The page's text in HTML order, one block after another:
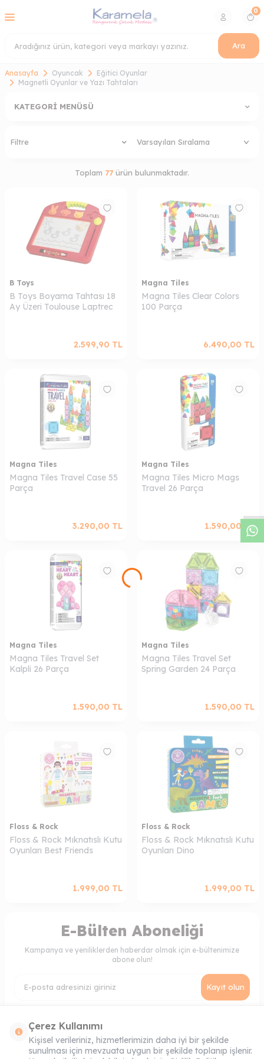
Ara
0
Anasayfa Oyuncak
Eğitici Oyunlar
Magnetli Oyunlar ve Yazı Tahtaları
KATEGORI MENÜSÜ
Filtre
Toplam 77 ürün bulunmaktadır.
B Toys
B Toys Boyama Tahtası 18
Ay Üzeri Toulouse Laptrec
2.599,90 TL
Magna Tiles
Magna Tiles Clear Colors
100 Parça
6.490,00 TL
Magna Tiles
Magna Tiles Travel Case 55
Parça
3.290,00 TL
Magna Tiles
Magna Tiles Micro Mags
Travel 26 Parça
1.590,00 TL
Magna Tiles
Magna Tiles Travel Set
Kalpli 26 Parça
1.590,00 TL
Magna Tiles
Magna Tiles Travel Set
Spring Garden 24 Parça
1.590,00 TL
Floss & Rock
Floss & Rock Mıknatıslı Kutu
Oyunları Best Friends
1.999,00 TL
Floss & Rock
Floss & Rock Mıknatıslı Kutu
Oyunları Dino
1.999,00 TL
E-Bülten Aboneliği
Kampanya ve yeniliklerden haberdar olmak için e-bültenimize
abone olun!
Kayıt olun
Çerez Kullanımı
Kişisel verileriniz, hizmetlerimizin daha iyi bir şekilde
sunulması için mevzuata uygun bir şekilde toplanıp işlenir.